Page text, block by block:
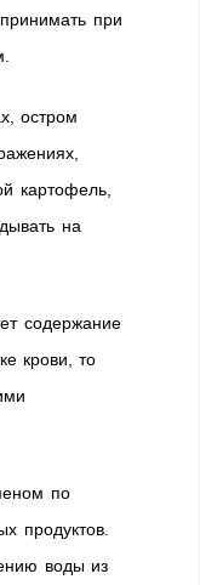
при
остром
картофель,
на
содержание
крови, то
по
продуктов.
воды из